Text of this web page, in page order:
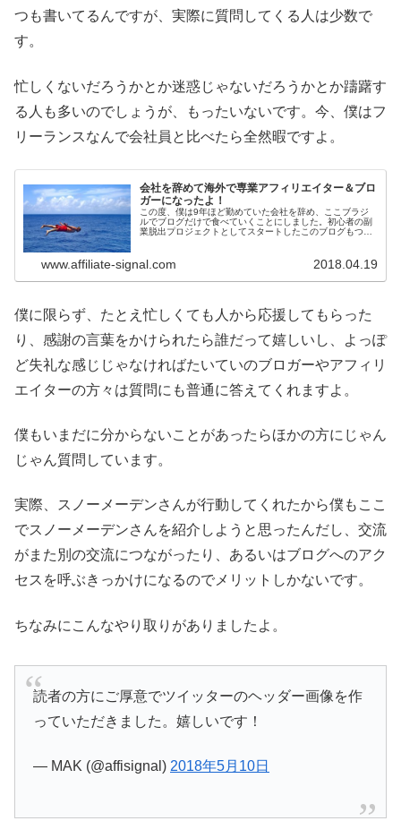
つも書いてるんですが、実際に質問してくる人は少数で
す。
忙しくないだろうかとか迷惑じゃないだろうかとか躊躇す
る人も多いのでしょうが、もったいないです。今、僕はフ
リーランスなんで会社員と比べたら全然暇ですよ。
会社を辞めて海外で専業アフィリエイター＆ブロ
ガーになったよ！
この度、僕は9年ほど勤めていた会社を辞め、ここブラジ
ルでブログだけで食べていくことにしました。初心者の副
業脱出プロジェクトとしてスタートしたこのブログもつい
www.affiliate-signal.com 2018.04.19
僕に限らず、たとえ忙しくても人から応援してもらった
り、感謝の言葉をかけられたら誰だって嬉しいし、よっぽ
ど失礼な感じじゃなければたいていのブロガーやアフィリ
エイターの方々は質問にも普通に答えてくれますよ。
僕もいまだに分からないことがあったらほかの方にじゃん
じゃん質問しています。
実際、スノーメーデンさんが行動してくれたから僕もここ
でスノーメーデンさんを紹介しようと思ったんだし、交流
がまた別の交流につながったり、あるいはブログへのアク
セスを呼ぶきっかけになるのでメリットしかないです。
ちなみにこんなやり取りがありましたよ。
読者の方にご厚意でツイッターのヘッダー画像を作
っていただきました。嬉しいです！
— MAK (@affisignal) 2018年5月10日